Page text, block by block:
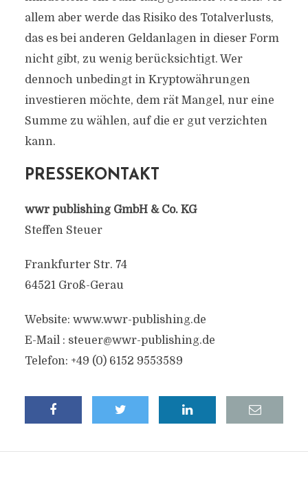
allem aber werde das Risiko des Totalverlusts,
das es bei anderen Geldanlagen in dieser Form
nicht gibt, zu wenig berücksichtigt. Wer
dennoch unbedingt in Kryptowährungen
investieren möchte, dem rät Mangel, nur eine
Summe zu wählen, auf die er gut verzichten
kann.
PRESSEKONTAKT
wwr publishing GmbH & Co. KG
Steffen Steuer
Frankfurter Str. 74
64521 Groß-Gerau
Website: www.wwr-publishing.de
E-Mail : steuer@wwr-publishing.de
Telefon: +49 (0) 6152 9553589